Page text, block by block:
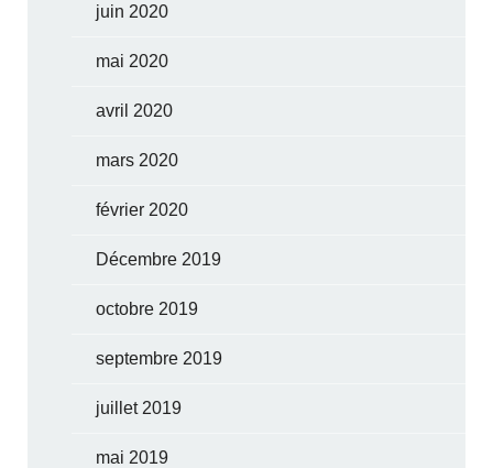
juin 2020
mai 2020
avril 2020
mars 2020
février 2020
Décembre 2019
octobre 2019
septembre 2019
juillet 2019
mai 2019